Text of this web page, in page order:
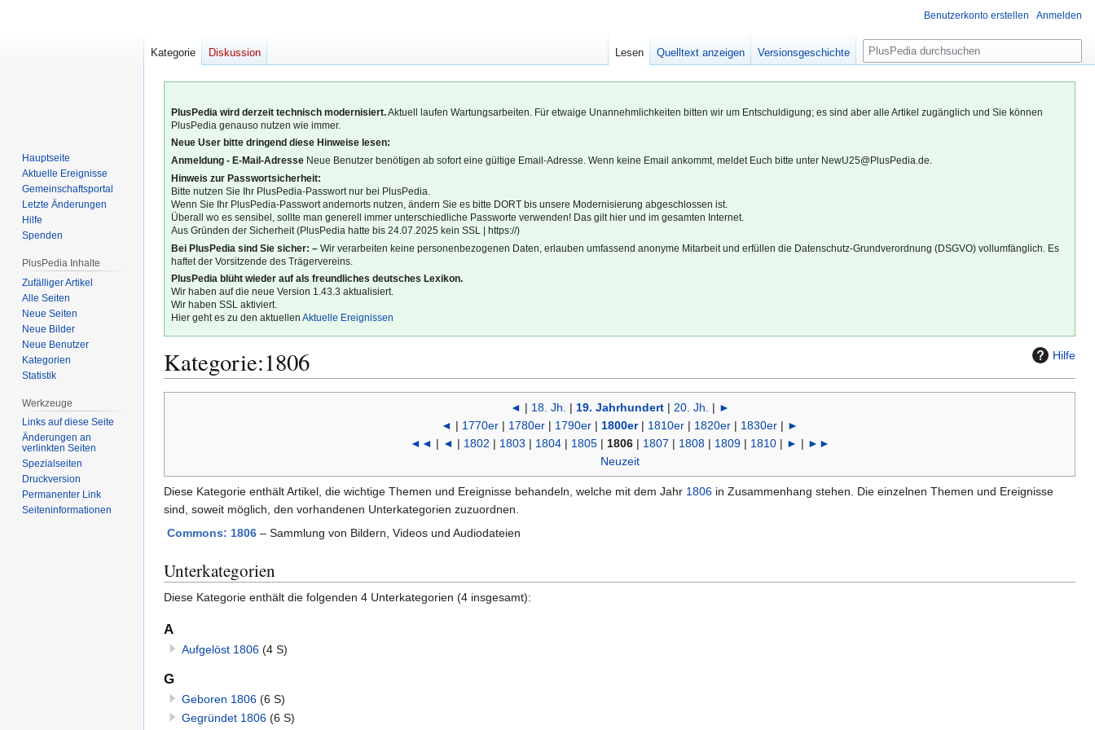
PlusPedia wird derzeit technisch modernisiert.Aktuell laufen Wartungsarbeiten. Für etwaige Unannehmlichkeiten bitten wir um Entschuldigung; es sind aber alle Artikel zugänglich und Sie können
PlusPedia genauso nutzen wie immer.
Neue User bitte dringend diese Hinweise lesen:
Anmeldung - E-Mail-Adresse Neue Benutzer benötigen ab sofort eine gültige Email-Adresse. Wenn keine Email ankommt, meldet Euch bitte unter NewU25@PlusPedia.de.
Hinweis zur Passwortsicherheit:
Bitte nutzen Sie Ihr PlusPedia-Passwort nur bei PlusPedia.
Wenn Sie Ihr PlusPedia-Passwort andernorts nutzen, ändern Sie es bitte DORT bis unsere Modernisierung abgeschlossen ist.
Überall wo es sensibel, sollte man generell immer unterschiedliche Passworte verwenden! Das gilt hier und im gesamten Internet.
Aus Gründen der Sicherheit (PlusPedia hatte bis 24.07.2025 kein SSL | https://)
Bei PlusPedia sind Sie sicher: – Wir verarbeiten keine personenbezogenen Daten, erlauben umfassend anonyme Mitarbeit und erfüllen die Datenschutz-Grundverordnung (DSGVO) vollumfänglich. Es
haftet der Vorsitzende des Trägervereins.
PlusPedia blüht wieder auf als freundliches deutsches Lexikon.
Wir haben auf die neue Version 1.43.3 aktualisiert.
Wir haben SSL aktiviert.
Hier geht es zu den aktuellenAktuelle Ereignissen
Hilfe
Kategorie:1806
◄ | 18. Jh. | 19. Jahrhundert| 20. Jh. | ►
◄ | 1770er | 1780er | 1790er | 1800er| 1810er | 1820er | 1830er | ►
◄◄ | ◄ | 1802 | 1803 | 1804| 1805| 1806| 1807 | 1808| 1809| 1810| ► | ►►
Neuzeit
Diese Kategorie enthält Artikel, die wichtige Themen und Ereignisse behandeln, welche mit dem Jahr 1806 in Zusammenhang stehen. Die einzelnen Themen und Ereignisse
sind, soweit möglich, den vorhandenen Unterkategorien zuzuordnen.
Commons: 1806 – Sammlung von Bildern, Videos und Audiodateien
Unterkategorien
Diese Kategorie enthält die folgenden 4 Unterkategorien (4 insgesamt):
A
Aufgelöst 1806 (4 S)
G
Geboren 1806 (6 S)
Gegründet 1806 (6 S)
Benutzerkonto erstellen Anmelden
Kategorie Diskussion Lesen Quelltext anzeigen Versionsgeschichte
S
u
c
e
Hauptseite
Aktuelle Ereignisse
Gemeinschafts­portal
Letzte Änderungen
Hilfe
Spenden
PlusPedia Inhalte
Zufälliger Artikel
Alle Seiten
Neue Seiten
Neue Bilder
Neue Benutzer
Kategorien
Statistik
Werkzeuge
Links auf diese Seite
Änderungen an
verlinkten Seiten
Spezialseiten
Druckversion
Permanenter Link
Seiten­­informationen